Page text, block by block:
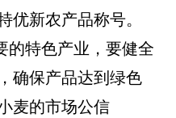
优新农产品称号。
的特色产业，要健全
确保产品达到绿色
麦的市场公信